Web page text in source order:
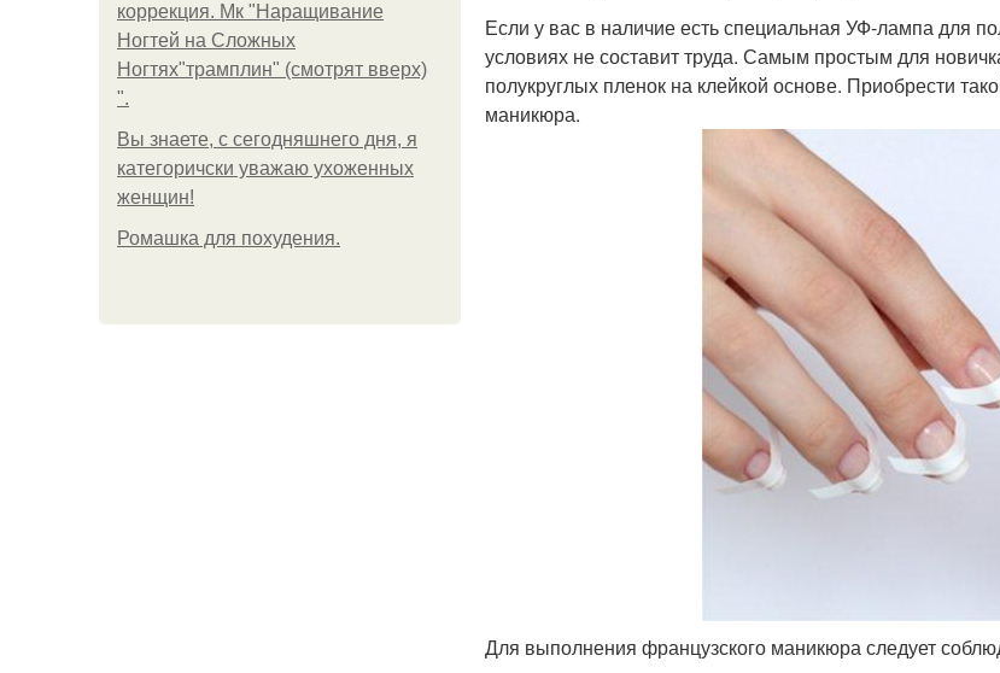
коррекция. Мк "Наращивание
Ногтей на Сложных
Ногтях"трамплин" (смотрят вверх)
".
Вы знаете, с сегодняшнего дня, я
категоричски уважаю ухоженных
женщин!
Ромашка для похудения.
Если у вас в наличие есть специальная УФ-лампа для
условиях не составит труда. Самым простым для
полукруглых пленок на клейкой основе. Приобрести
маникюра.
Для выполнения французского маникюра следует